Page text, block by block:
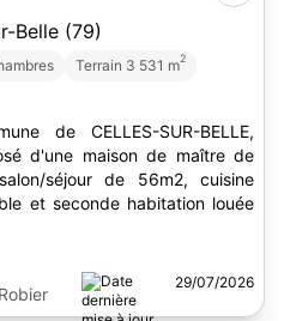
Belle (79)
Terrain 3 531 m2
de CELLES-SUR-BELLE,
d'une maison de maître de
séjour de 56m2, cuisine
et seconde habitation louée
29/07/2026